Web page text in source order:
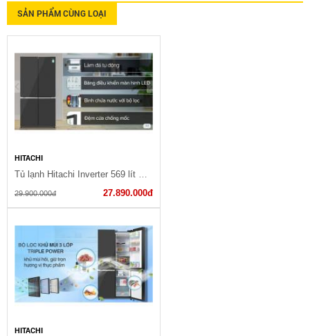
SẢN PHẨM CÙNG LOẠI
HITACHI
29.900.000đ 27.890.000đ
HITACHI